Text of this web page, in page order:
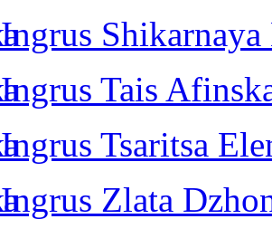
Shikarnaya
Tais
Tsaritsa
Zlata